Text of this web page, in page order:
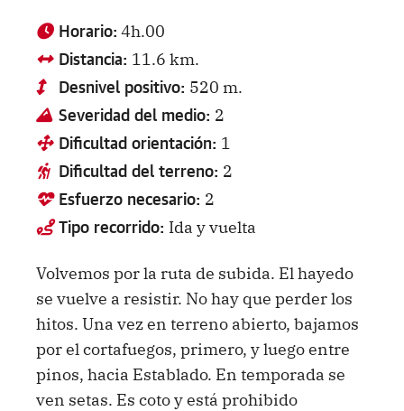
Horario: 4h.00
Distancia: 11.6 km.
Desnivel positivo: 520 m.
Severidad del medio: 2
Dificultad orientación: 1
Dificultad del terreno: 2
Esfuerzo necesario: 2
Tipo recorrido: Ida y vuelta
Volvemos por la ruta de subida. El hayedo
se vuelve a resistir. No hay que perder los
hitos. Una vez en terreno abierto, bajamos
por el cortafuegos, primero, y luego entre
pinos, hacia Establado. En temporada se
ven setas. Es coto y está prohibido